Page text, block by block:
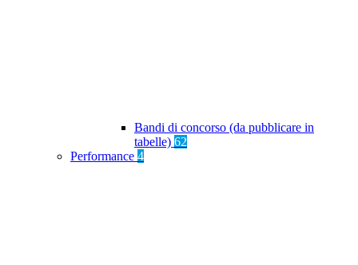
Bandi di concorso (da pubblicare in
tabelle) 62
Performance 4